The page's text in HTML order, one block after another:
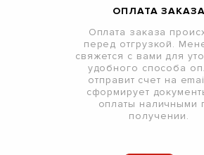
ОПЛАТА ЗАКАЗА
Оплата заказа
перед отгрузкой.
свяжется с вами для
удобного способа
отправит счет на
сформирует
оплаты наличными
получении.